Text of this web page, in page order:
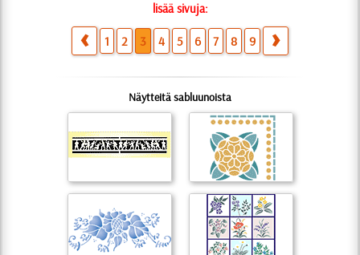
lisää sivuja:
1 2 3 4 5 6 7 8 9
Näytteitä sabluunoista